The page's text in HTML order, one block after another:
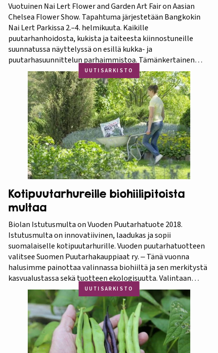
Vuotuinen Nai Lert Flower and Garden Art Fair on Aasian
Chelsea Flower Show. Tapahtuma järjestetään Bangkokin
Nai Lert Parkissa 2.–4. helmikuuta. Kaikille
puutarhanhoidosta, kukista ja taiteesta kiinnostuneille
suunnatussa näyttelyssä on esillä kukka- ja
puutarhasuunnittelun parhaimmistoa. Tämänkertainen
tapahtuma on osa Amazing Thailand -teemavuotta, joka
pyrkii piristämään Thaimaan matkailua entisestään.
Thaimaa tunnetaan erittäin runsaasta ja monipuolisesta
kasvistostaan,…
UUTISARKISTO
Kotipuutarhureille biohiilipitoista
multaa
Biolan Istutusmulta on Vuoden Puutarhatuote 2018.
Istutusmulta on innovatiivinen, laadukas ja sopii
suomalaiselle kotipuutarhurille. Vuoden puutarhatuotteen
valitsee Suomen Puutarhakauppiaat ry. ‒ Tänä vuonna
halusimme painottaa valinnassa biohiiltä ja sen merkitystä
kasvualustassa sekä tuotteen ekologisuutta. Valintaan
vaikuttivat myös luonnonmukaisuus ja kotimaisuus.
Finaaliin päätyneet tuotteet olivat kaikki biohiilipohjaisia.
Kilpailu oli tasainen, mutta Biolan Istutusmulta antaa
ehdottomasti helpoimmin…
UUTISARKISTO